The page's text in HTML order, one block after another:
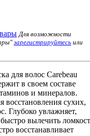
Для возможности
зарегистрируйтесь или
для волос Carebeau
в своем составе
и минералов.
восстановления сухих,
Глубоко увлажняет,
вылечить
восстанавливает